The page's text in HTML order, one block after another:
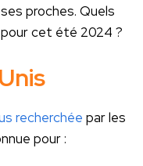
proches. Quels
cet été 2024 ?
recherchée par les
pour :